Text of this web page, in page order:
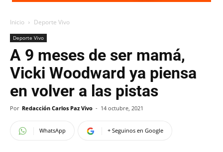
Inicio Deporte Vivo
Deporte Vivo
A 9 meses de ser mamá,
Vicki Woodward ya piensa
en volver a las pistas
Por Redacción Carlos Paz Vivo - 14 octubre, 2021
WhatsApp + Seguinos en Google